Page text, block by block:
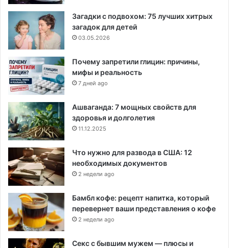
Загадки с подвохом: 75 лучших хитрых
загадок для детей
03.05.2026
Почему запретили глицин: причины,
мифы и реальность
7 дней ago
Ашваганда: 7 мощных свойств для
здоровья и долголетия
11.12.2025
Что нужно для развода в США: 12
необходимых документов
2 недели ago
Бамбл кофе: рецепт напитка, который
перевернет ваши представления о кофе
2 недели ago
Секс с бывшим мужем — плюсы и